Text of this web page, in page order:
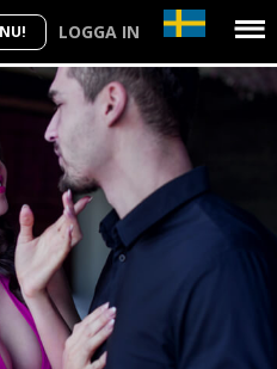
LOGGA IN